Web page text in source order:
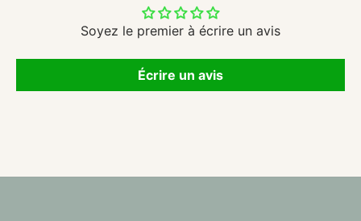
Soyez le premier à écrire un avis
Écrire un avis